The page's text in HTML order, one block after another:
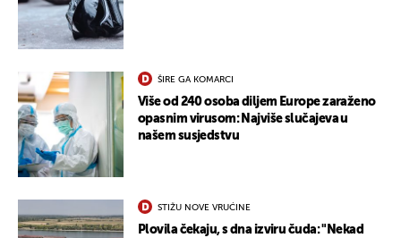
ŠIRE GA KOMARCI
Više od 240 osoba diljem Europe zaraženo
opasnim virusom: Najviše slučajeva u
našem susjedstvu
STIŽU NOVE VRUĆINE
Plovila čekaju, s dna izviru čuda: "Nekad